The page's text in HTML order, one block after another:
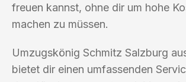
freuen kannst, ohne dir um hohe
machen zu müssen.
Umzugskönig Schmitz Salzburg
bietet dir einen umfassenden